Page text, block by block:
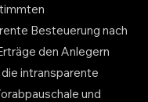
Besteuerung nach
den Anlegern
intransparente
und